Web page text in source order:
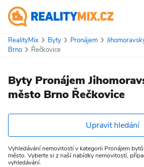
RealityMix Byty Pronájem
Brno
Řečkovice
Byty Pronájem
město Brno Řečkovice
Upravit hledání
Vyhledávání nemovitostí v kategorii Pronájem
město. Vyberte si z naší nabídky nemovitostí,
vyhledávání.